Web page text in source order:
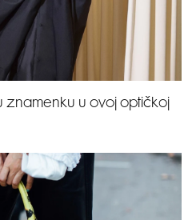
u ovoj optičkoj